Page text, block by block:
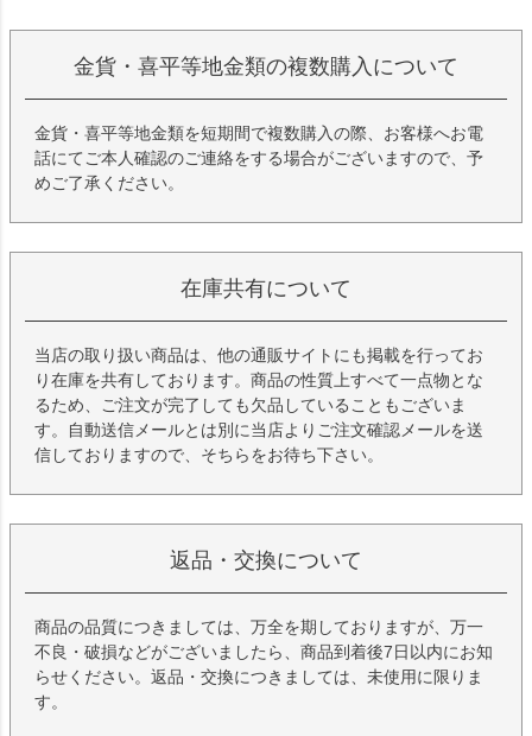
金貨・喜平等地金類の複数購入について
金貨・喜平等地金類を短期間で複数購入の際、お客様へお電
話にてご本人確認のご連絡をする場合がございますので、予
めご了承ください。
在庫共有について
当店の取り扱い商品は、他の通販サイトにも掲載を行ってお
り在庫を共有しております。商品の性質上すべて一点物とな
るため、ご注文が完了しても欠品していることもございま
す。自動送信メールとは別に当店よりご注文確認メールを送
信しておりますので、そちらをお待ち下さい。
返品・交換について
商品の品質につきましては、万全を期しておりますが、万一
不良・破損などがございましたら、商品到着後7日以内にお知
らせください。返品・交換につきましては、未使用に限りま
す。